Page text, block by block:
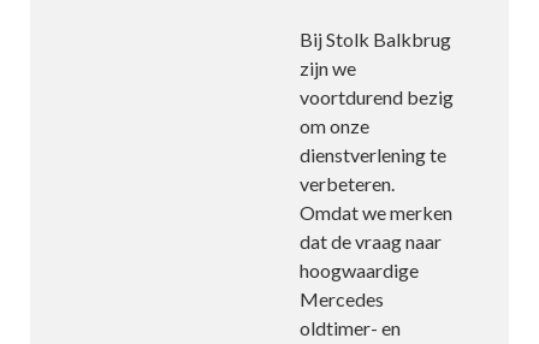
Bij Stolk Balkbrug
zijn we
voortdurend bezig
om onze
dienstverlening te
verbeteren.
Omdat we merken
dat de vraag naar
hoogwaardige
Mercedes
oldtimer- en